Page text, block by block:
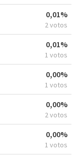
0,01%
2 votos
0,01%
1 votos
0,00%
1 votos
0,00%
2 votos
0,00%
1 votos